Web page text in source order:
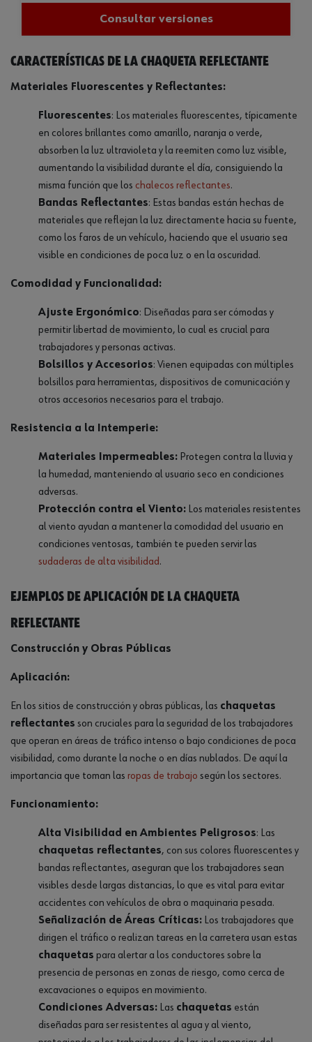
Consultar versiones
Características de la chaqueta reflectante
Materiales Fluorescentes y Reflectantes:
Fluorescentes: Los materiales fluorescentes, típicamente
en colores brillantes como amarillo, naranja o verde,
absorben la luz ultravioleta y la reemiten como luz visible,
aumentando la visibilidad durante el día, consiguiendo la
misma función que los chalecos reflectantes.
Bandas Reflectantes: Estas bandas están hechas de
materiales que reflejan la luz directamente hacia su fuente,
como los faros de un vehículo, haciendo que el usuario sea
visible en condiciones de poca luz o en la oscuridad.
Comodidad y Funcionalidad:
Ajuste Ergonómico: Diseñadas para ser cómodas y
permitir libertad de movimiento, lo cual es crucial para
trabajadores y personas activas.
Bolsillos y Accesorios: Vienen equipadas con múltiples
bolsillos para herramientas, dispositivos de comunicación y
otros accesorios necesarios para el trabajo.
Resistencia a la Intemperie:
Materiales Impermeables: Protegen contra la lluvia y
la humedad, manteniendo al usuario seco en condiciones
adversas.
Protección contra el Viento: Los materiales resistentes
al viento ayudan a mantener la comodidad del usuario en
condiciones ventosas, también te pueden servir las
sudaderas de alta visibilidad.
Ejemplos de aplicación de la chaqueta
reflectante
Construcción y Obras Públicas
Aplicación:
En los sitios de construcción y obras públicas, las chaquetas
reflectantes son cruciales para la seguridad de los trabajadores
que operan en áreas de tráfico intenso o bajo condiciones de poca
visibilidad, como durante la noche o en días nublados. De aquí la
importancia que toman las ropas de trabajo según los sectores.
Funcionamiento:
Alta Visibilidad en Ambientes Peligrosos: Las
chaquetas reflectantes, con sus colores fluorescentes y
bandas reflectantes, aseguran que los trabajadores sean
visibles desde largas distancias, lo que es vital para evitar
accidentes con vehículos de obra o maquinaria pesada.
Señalización de Áreas Críticas: Los trabajadores que
dirigen el tráfico o realizan tareas en la carretera usan estas
chaquetas para alertar a los conductores sobre la
presencia de personas en zonas de riesgo, como cerca de
excavaciones o equipos en movimiento.
Condiciones Adversas: Las chaquetas están
diseñadas para ser resistentes al agua y al viento,